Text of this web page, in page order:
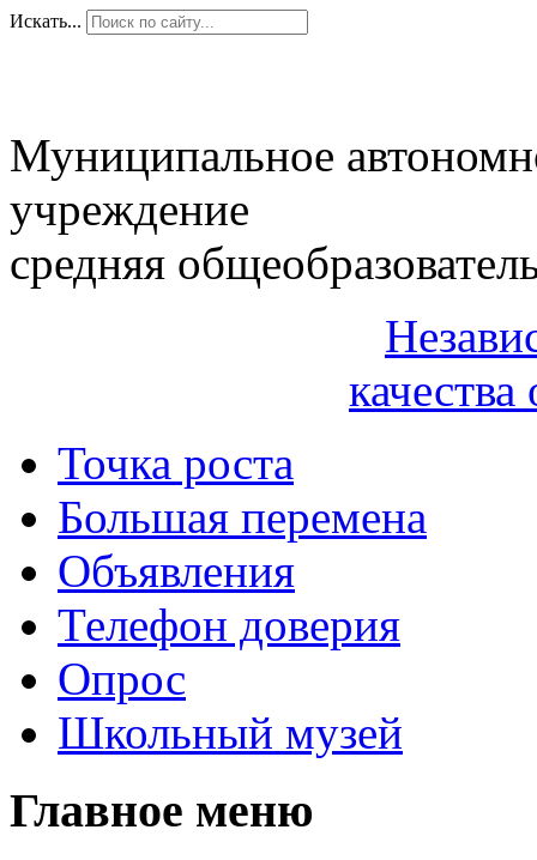
Искать...
Муниципальное
учреждение
средняя
качества
Точка роста
Большая перемена
Объявления
Телефон доверия
Опрос
Школьный музей
Главное меню